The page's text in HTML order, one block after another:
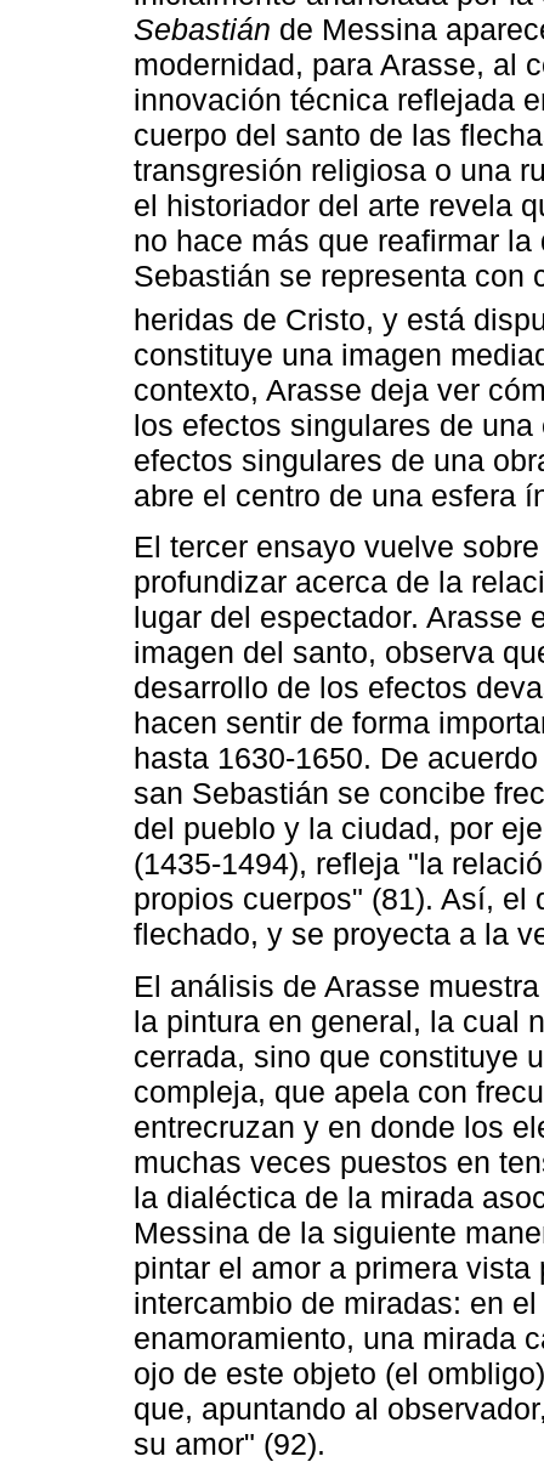
Sebastián de Messina
modernidad, para Arasse, al
innovación técnica reflejada
cuerpo del santo de las
transgresión religiosa o una
el historiador del arte revela
no hace más que reafirmar
Sebastián se representa con
heridas de Cristo, y está
constituye una imagen
contexto, Arasse deja ver
los efectos singulares de
efectos singulares de una
abre el centro de una esfera
El tercer ensayo vuelve
profundizar acerca de la
lugar del espectador. Arasse
imagen del santo, observa
desarrollo de los efectos
hacen sentir de forma
hasta 1630-1650. De
san Sebastián se concibe
del pueblo y la ciudad, por
(1435-1494), refleja "la
propios cuerpos" (81). Así,
flechado, y se proyecta a la
El análisis de Arasse
la pintura en general, la cual
cerrada, sino que constituye
compleja, que apela con
entrecruzan y en donde los
muchas veces puestos en
la dialéctica de la mirada
Messina de la siguiente
pintar el amor a primera
intercambio de miradas: en
enamoramiento, una mirada
ojo de este objeto (el
que, apuntando al
su amor" (92).